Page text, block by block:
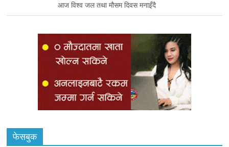
आज विश्व जल तथा मौसम दिवस मनाइँदै
फेसबुक